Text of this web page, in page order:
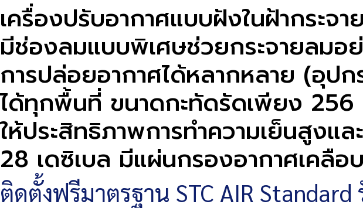
เครื่องปรับอากาศแบบฝังในฝ้ากระ
มีช่องลมแบบพิเศษช่วยกระจายลมอ
การปล่อยอากาศได้หลากหลาย (อุป
ได้ทุกพื้นที่ ขนาดกะทัดรัดเพียง 256
ให้ประสิทธิภาพการทำความเย็นสูงแ
28 เดซิเบล มีแผ่นกรองอากาศเคลื
ติดตั้งฟรีมาตรฐาน STC AIR